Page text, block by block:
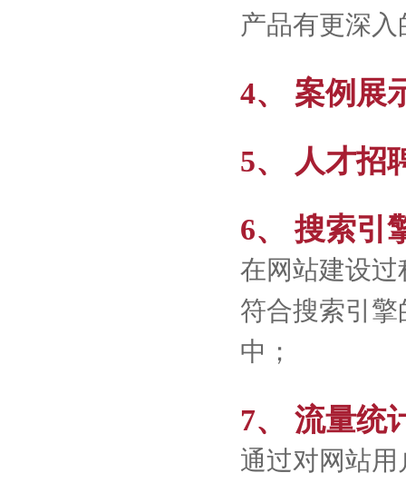
产品有更深
4、 案例展
5、 人才招
6、 搜索引
在网站建设
符合搜索引
中；
7、 流量统
通过对网站